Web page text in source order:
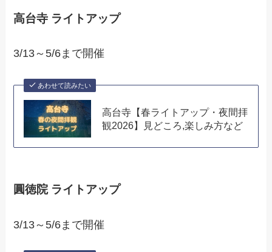
高台寺 ライトアップ
3/13～5/6まで開催
あわせて読みたい
高台寺【春ライトアップ・夜間拝
観2026】見どころ,楽しみ方など
圓徳院 ライトアップ
3/13～5/6まで開催